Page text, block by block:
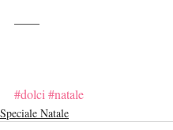
#dolci#natale
Speciale Natale